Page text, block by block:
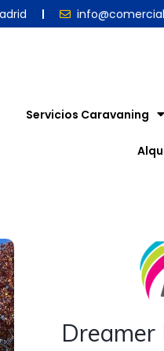
Servicios Caravaning
Dreamer